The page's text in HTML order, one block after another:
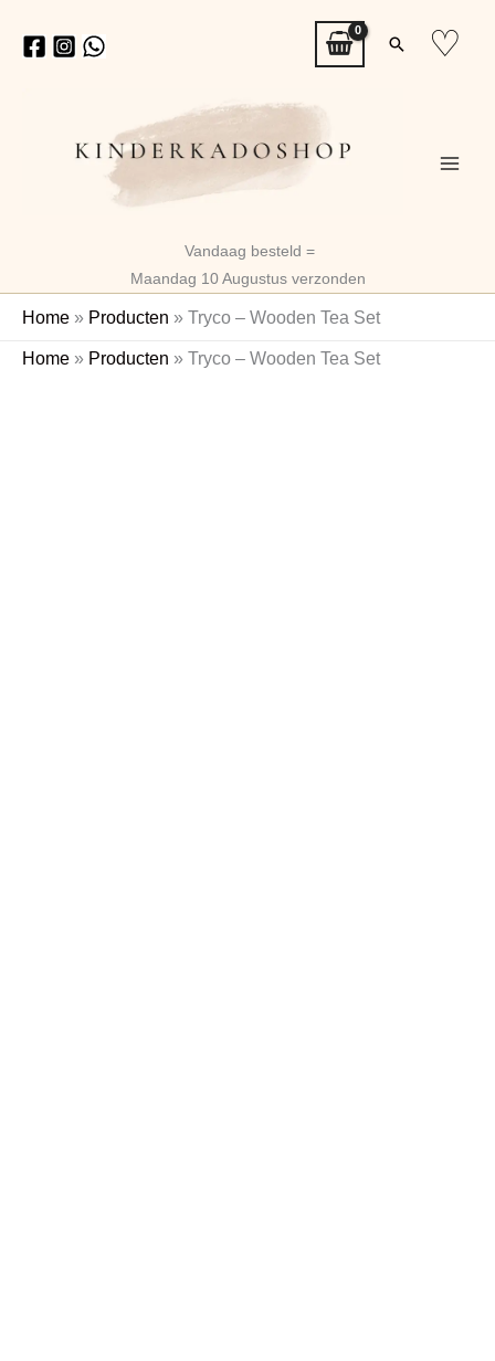
naar
Zoeken
♡
Vandaag besteld =
Maandag 10 Augustus verzonden
Home » Producten » Tryco – Wooden Tea Set
Home » Producten » Tryco – Wooden Tea Set
Tryco